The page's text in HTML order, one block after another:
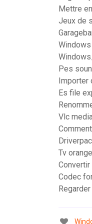
Mettre
Jeux de
Pes
Importer
Es file
Vlc
Tv
Codec